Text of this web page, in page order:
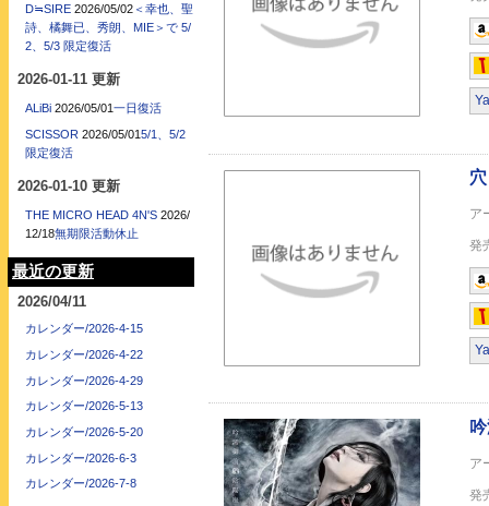
【Amazon.co.jp限
D≒SIRE 2026/05/02＜幸也、聖
詩、橘舞已、秀朗、MIE＞で 5/
2、5/3 限定復活
2026-01-11 更新
ALiBi 2026/05/01一日復活
SCISSOR 2026/05/015/1、5/2
限定復活
2026-01-10 更新
THE MICRO HEAD 4N'S 2026/
12/18無期限活動休止
最近の更新
2026/04/11
カレンダー/2026-4-15
カレンダー/2026-4-22
カレンダー/2026-4-29
カレンダー/2026-5-13
カレンダー/2026-5-20
カレンダー/2026-6-3
カレンダー/2026-7-8